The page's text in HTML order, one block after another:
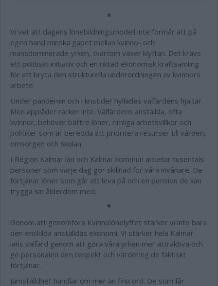
*
Vi vet att dagens lönebildningsmodell inte förmår att på
egen hand minska gapet mellan kvinno- och
mansdominerade yrken, tvärtom växer klyftan. Det krävs
ett politiskt initiativ och en riktad ekonomisk kraftsamling
för att bryta den strukturella underordningen av kvinnors
arbete.
Under pandemin och i kristider hyllades välfärdens hjältar.
Men applåder räcker inte. Välfärdens anställda, ofta
kvinnor, behöver bättre löner, rimliga arbetsvillkor och
politiker som är beredda att prioritera resurser till vården,
omsorgen och skolan.
I Region Kalmar län och Kalmar kommun arbetar tusentals
personer som varje dag gör skillnad för våra invånare. De
förtjänar löner som går att leva på och en pension de kan
trygga sin ålderdom med.
*
Genom att genomföra Kvinnolönelyftet stärker vi inte bara
den enskilda anställdas ekonomi. Vi stärker hela Kalmar
läns välfärd genom att göra våra yrken mer attraktiva och
ge personalen den respekt och värdering de faktiskt
förtjänar.
Jämställdhet handlar om mer än fina ord. De som får